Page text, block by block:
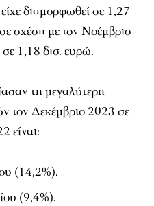
διαμορφωθεί σε 1,27
σχέση με τον Νοέμβριο
1,18 δισ. ευρώ.
τη μεγαλύτερη
τον Δεκέμβριο 2023 σε
είναι:
(14,2%).
(9,4%).